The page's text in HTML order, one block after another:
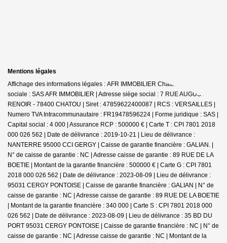
Mentions légales
Affichage des informations légales : AFR IMMOBILIER Chatou | Raison
sociale : SAS AFR IMMOBILIER | Adresse siège social : 7 RUE AUGUSTE
RENOIR - 78400 CHATOU | Siret : 47859622400087 | RCS : VERSAILLES |
Numero TVA Intracommunautaire : FR19478596224 | Forme juridique : SAS |
Capital social : 4 000 | Assurance RCP : 500000 € | Carte T : CPI 7801 2018
000 026 562 | Date de délivrance : 2019-10-21 | Lieu de délivrance :
NANTERRE 95000 CCI GERGY | Caisse de garantie financière : GALIAN. |
N° de caisse de garantie : NC | Adresse caisse de garantie : 89 RUE DE LA
BOETIE | Montant de la garantie financière : 500000 € | Carte G : CPI 7801
2018 000 026 562 | Date de délivrance : 2023-08-09 | Lieu de délivrance :
95031 CERGY PONTOISE | Caisse de garantie financière : GALIAN | N° de
caisse de garantie : NC | Adresse caisse de garantie : 89 RUE DE LA BOETIE
| Montant de la garantie financière : 340 000 | Carte S : CPI 7801 2018 000
026 562 | Date de délivrance : 2023-08-09 | Lieu de délivrance : 35 BD DU
PORT 95031 CERGY PONTOISE | Caisse de garantie financière : NC | N° de
caisse de garantie : NC | Adresse caisse de garantie : NC | Montant de la